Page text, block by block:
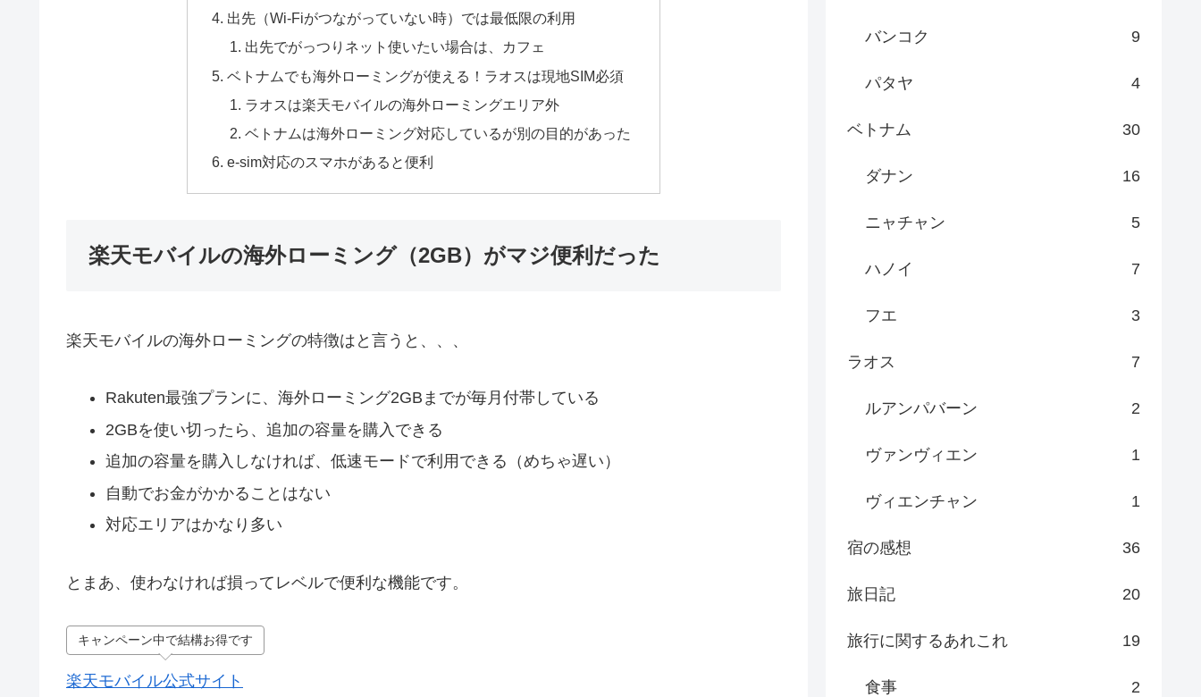
出先（Wi-Fiがつながっていない時）では最低限の利用
出先でがっつりネット使いたい場合は、カフェ
ベトナムでも海外ローミングが使える！ラオスは現地SIM必須
ラオスは楽天モバイルの海外ローミングエリア外
ベトナムは海外ローミング対応しているが別の目的があった
e-sim対応のスマホがあると便利
楽天モバイルの海外ローミング（2GB）がマジ便利だった
楽天モバイルの海外ローミングの特徴はと言うと、、、
Rakuten最強プランに、海外ローミング2GBまでが毎月付帯している
2GBを使い切ったら、追加の容量を購入できる
追加の容量を購入しなければ、低速モードで利用できる（めちゃ遅い）
自動でお金がかかることはない
対応エリアはかなり多い
とまあ、使わなければ損ってレベルで便利な機能です。
キャンペーン中で結構お得です
楽天モバイル公式サイト
バンコク 9
パタヤ 4
ベトナム 30
ダナン 16
ニャチャン 5
ハノイ 7
フエ 3
ラオス 7
ルアンパバーン 2
ヴァンヴィエン 1
ヴィエンチャン 1
宿の感想 36
旅日記 20
旅行に関するあれこれ 19
食事 2